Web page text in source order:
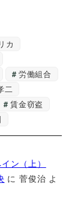
カ
労働組合
二
賃金窃盗
ン（上）
に菅俊治 よ